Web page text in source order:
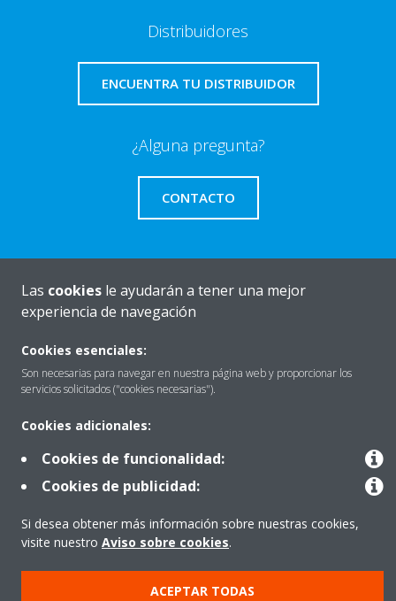
Distribuidores
ENCUENTRA TU DISTRIBUIDOR
¿Alguna pregunta?
CONTACTO
Quiénes somos
Destacados
Contactar con Daikin
Copyright © Daikin
Las cookies le ayudarán a tener una mejor
experiencia de navegación
Cookies esenciales:
Son necesarias para navegar en nuestra página web y proporcionar los
servicios solicitados ("cookies necesarias").
Cookies adicionales:
Cookies de funcionalidad:
Cookies de publicidad:
Si desea obtener más información sobre nuestras cookies,
visite nuestro Aviso sobre cookies.
ACEPTAR TODAS